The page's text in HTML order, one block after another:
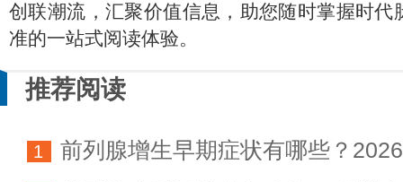
创联潮流，汇聚价值信息，助您随时掌握时代
准的一站式阅读体验。
推荐阅读
1
前列腺增生早期症状有哪些？